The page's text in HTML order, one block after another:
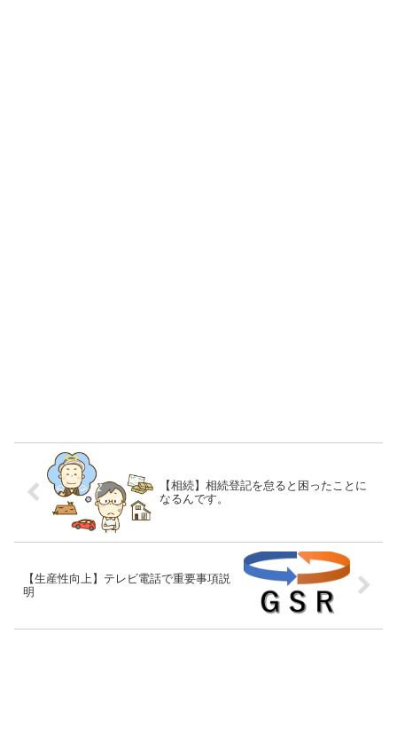
【相続】相続登記を怠ると困ったことに
なるんです。
【生産性向上】テレビ電話で重要事項説
明